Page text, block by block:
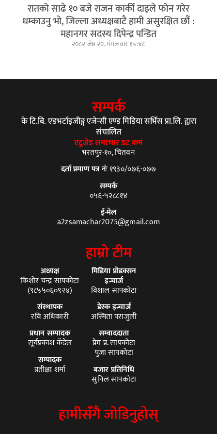
रातको साढे १० बजे राजन कार्की दाइले फोन गरेर
धम्काउनु भो, जिल्ला अध्यक्षबाटै हामी असुरक्षित छौं :
महानगर सदस्य दिपेन्द्र पन्डित
२०८२ जेष्ठ २०, मंगलवार १५:४८
सम्पर्क
के टि.बि. एडभर्टाइजीङ्ग एजेन्सी एण्ड मिडिया सर्भिस प्रा.लि. द्वारा
संचालित
एटुजेड समाचार डट कम
भरतपुर-१०, चितवन
दर्ता प्रमाण पत्र नंः१९३०/०७६-०७७
सम्पर्क
०५६-५२८८१४
ई-मेल
a2zsamachar2075@gmail.com
हाम्रो टीम
अध्यक्ष
किशोर चन्द्र सापकोटा
(९८५५०६०९२४)
संस्थापक
रवि अधिकारी
प्रधान सम्पादक
सूर्यप्रकाश कँडेल
सम्पादक
प्रतीक्षा शर्मा
मिडिया प्रोडक्सन
इन्चार्ज
विशाल सापकोटा
डेस्क इन्चार्ज
अस्मिता पराजुली
सम्वाददाता
प्रेम प्र. सापकोटा
पुजा सापकोटा
बजार प्रतिनिधि
सुनिल सापकोटा
हामीसँगै जोडिनुहोस्